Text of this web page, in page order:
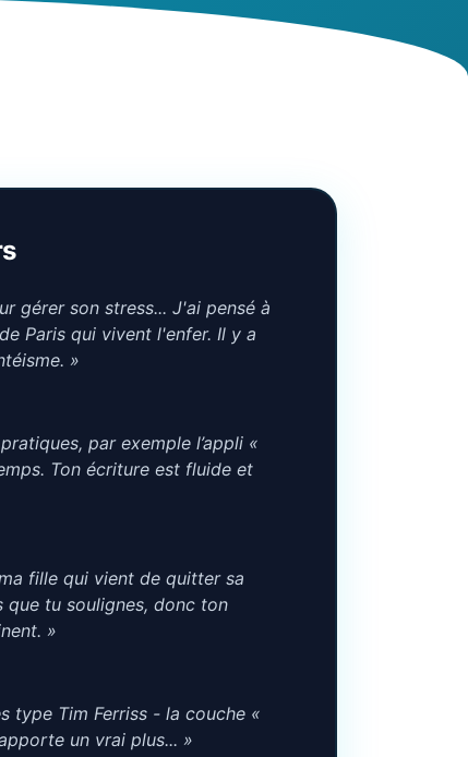
gérer son stress... J'ai pensé à
Paris qui vivent l'enfer. Il y a
»
par exemple l’appli «
Ton écriture est fluide et
fille qui vient de quitter sa
que tu soulignes, donc ton
»
type Tim Ferriss - la couche «
un vrai plus... »